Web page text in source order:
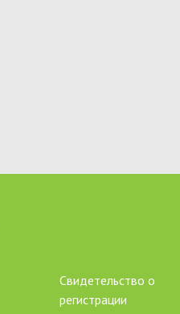
Свидетельство о
регистрации